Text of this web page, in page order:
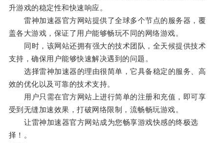
升游戏的稳定性和快速响应。
雷神加速器官方网站提供了全球多个节点的服务器，覆
盖各大游戏，保证了用户能够畅玩不同的网络游戏。
同时，该网站还拥有强大的技术团队，全天候提供技术
支持，确保用户能够快速解决遇到的问题。
选择雷神加速器的理由很简单，它具备稳定的服务、高
效的优化以及可靠的技术支持。
用户只需在官方网站上进行简单的注册和充值，即可享
受到无缝加速效果，打破网络限制，流畅畅玩游戏。
让雷神加速器官方网站成为您畅享游戏快感的终极选
择！。